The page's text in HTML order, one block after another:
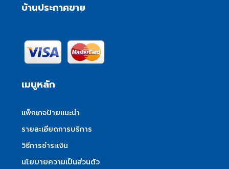
บ้านประกาศขาย
เมนูหลัก
แพ็กเกจป้ายแนะนำ
รายละเอียดการบริการ
วิธีการชำระเงิน
นโยบายความเป็นส่วนตัว